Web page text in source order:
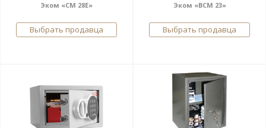
Эком «СМ 28Е»
Выбрать продавца
Эком «ВСМ 23»
Выбрать продавца